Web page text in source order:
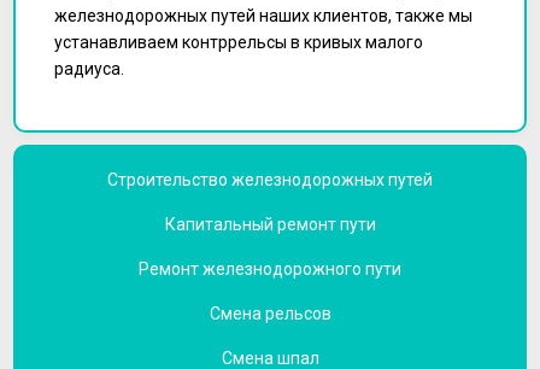
Строительство железнодорожных путей
Капитальный ремонт пути
Ремонт железнодорожного пути
Смена рельсов
Смена шпал
железнодорожных путей наших клиентов, также мы
устанавливаем контррельсы в кривых малого
радиуса.